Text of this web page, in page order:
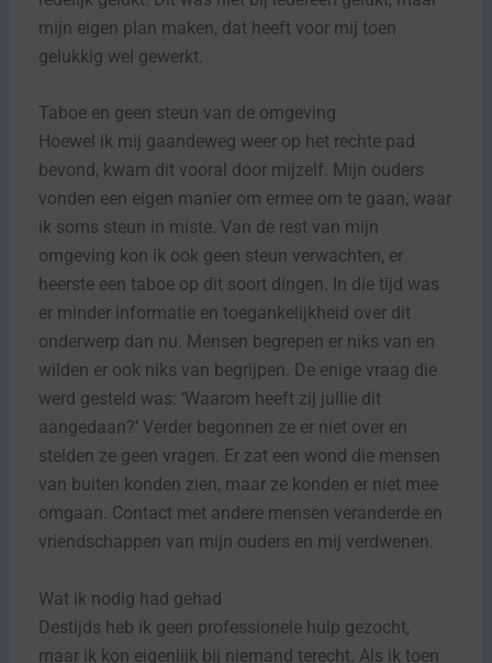
mijn eigen plan maken, dat heeft voor mij toen
gelukkig wel gewerkt.
Taboe en geen steun van de omgeving
Hoewel ik mij gaandeweg weer op het rechte pad
bevond, kwam dit vooral door mijzelf. Mijn ouders
vonden een eigen manier om ermee om te gaan, waar
ik soms steun in miste. Van de rest van mijn
omgeving kon ik ook geen steun verwachten, er
heerste een taboe op dit soort dingen. In die tijd was
er minder informatie en toegankelijkheid over dit
onderwerp dan nu. Mensen begrepen er niks van en
wilden er ook niks van begrijpen. De enige vraag die
werd gesteld was: ‘Waarom heeft zij jullie dit
aangedaan?’ Verder begonnen ze er niet over en
stelden ze geen vragen. Er zat een wond die mensen
van buiten konden zien, maar ze konden er niet mee
omgaan. Contact met andere mensen veranderde en
vriendschappen van mijn ouders en mij verdwenen.
Wat ik nodig had gehad
Destijds heb ik geen professionele hulp gezocht,
maar ik kon eigenlijk bij niemand terecht. Als ik toen